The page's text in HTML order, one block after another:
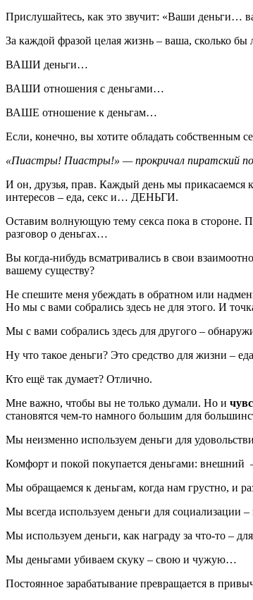
Прислушайтесь, как это звучит: «Ваши
За каждой фразой целая жизнь – ваша, сколько бы
ВАШИ деньги…
ВАШИ отношения с деньгами…
ВАШЕ отношение к деньгам…
Если, конечно, вы хотите обладать собственным
«Пиастры! Пиастры!» — прокричал пиратский
И он, друзья, прав. Каждый день мы прикасаемся
интересов – еда, секс и… ДЕНЬГИ.
Оставим волнующую тему секса пока в
разговор о деньгах…
Вы когда-нибудь всматривались в свои
вашему существу?
Не спешите меня убеждать в обратном или
Но мы с вами собрались здесь не для этого. И
Мы с вами собрались здесь для другого –
Ну что такое деньги? Это средство для жизни –
Кто ещё так думает? Отлично.
Мне важно, чтобы вы не только думали. Но и
становятся чем-то намного большим для
Мы неизменно используем деньги для
Комфорт и покой покупается деньгами:
Мы обращаемся к деньгам, когда нам грустно, и
Мы всегда используем деньги для социализации
Мы используем деньги, как награду за что-то –
Мы деньгами убиваем скуку – свою и чужую…
Постоянное зарабатывание превращается в